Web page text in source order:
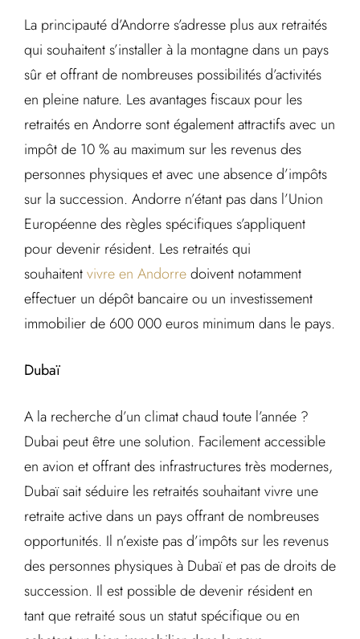
La principauté d’Andorre s’adresse plus aux retraités
qui souhaitent s’installer à la montagne dans un pays
sûr et offrant de nombreuses possibilités d’activités
en pleine nature. Les avantages fiscaux pour les
retraités en Andorre sont également attractifs avec un
impôt de 10 % au maximum sur les revenus des
personnes physiques et avec une absence d’impôts
sur la succession. Andorre n’étant pas dans l’Union
Européenne des règles spécifiques s’appliquent
pour devenir résident. Les retraités qui
souhaitentvivre en Andorredoivent notamment
effectuer un dépôt bancaire ou un investissement
immobilier de 600 000 euros minimum dans le pays.
Dubaï
A la recherche d’un climat chaud toute l’année ?
Dubai peut être une solution. Facilement accessible
en avion et offrant des infrastructures très modernes,
Dubaï sait séduire les retraités souhaitant vivre une
retraite active dans un pays offrant de nombreuses
opportunités. Il n’existe pas d’impôts sur les revenus
des personnes physiques à Dubaï et pas de droits de
succession. Il est possible de devenir résident en
tant que retraité sous un statut spécifique ou en